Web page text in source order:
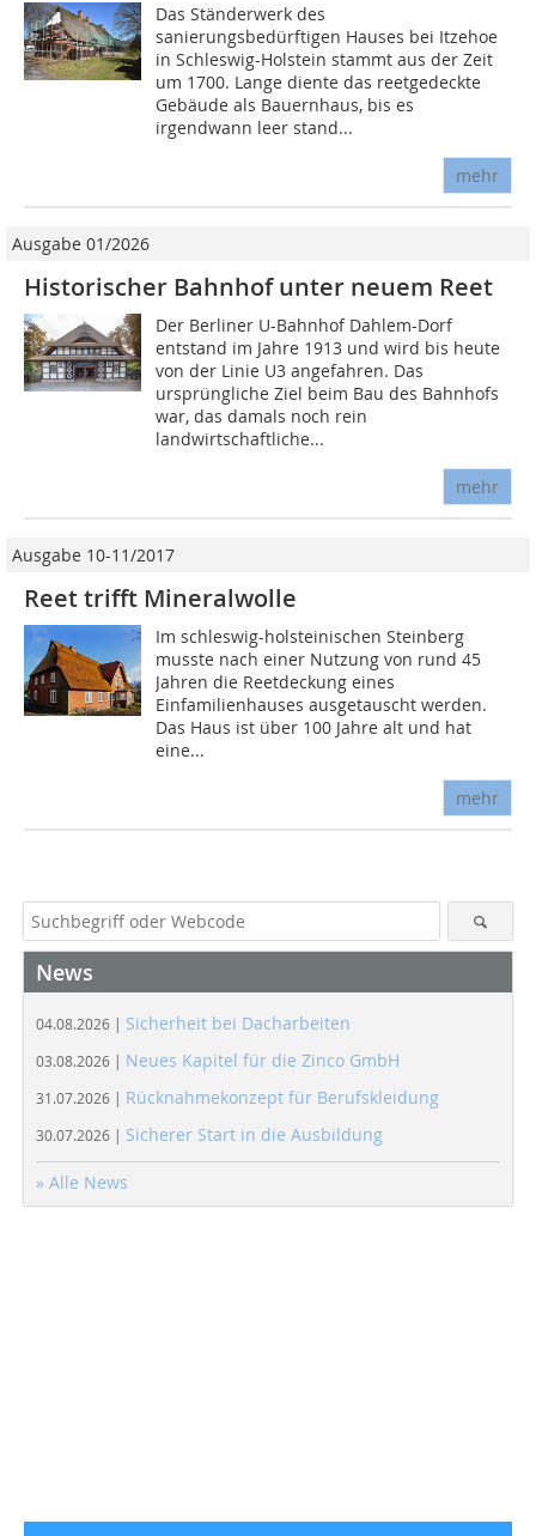
Das Ständerwerk des
sanierungsbedürftigen Hauses bei Itzehoe
in Schleswig-Holstein stammt aus der Zeit
um 1700. Lange diente das reetgedeckte
Gebäude als Bauernhaus, bis es
irgendwann leer stand...
mehr
Ausgabe 01/2026
Historischer Bahnhof unter neuem Reet
Der Berliner U-Bahnhof Dahlem-Dorf
entstand im Jahre 1913 und wird bis heute
von der Linie U3 angefahren. Das
ursprüngliche Ziel beim Bau des Bahnhofs
war, das damals noch rein
landwirtschaftliche...
mehr
Ausgabe 10-11/2017
Reet trifft Mineralwolle
Im schleswig-holsteinischen Steinberg
musste nach einer Nutzung von rund 45
Jahren die Reetdeckung eines
Einfamilienhauses ausgetauscht werden.
Das Haus ist über 100 Jahre alt und hat
eine...
mehr
News
04.08.2026 | Sicherheit bei Dacharbeiten
03.08.2026 | Neues Kapitel für die Zinco GmbH
31.07.2026 | Rücknahmekonzept für Berufskleidung
30.07.2026 | Sicherer Start in die Ausbildung
» Alle News